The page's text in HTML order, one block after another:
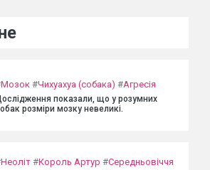
Мозок #Чихуахуа (собака) #Агресія
показали, що у розумних
розміри мозку невеликі.
Неоліт #Король Артур #Середньовіччя